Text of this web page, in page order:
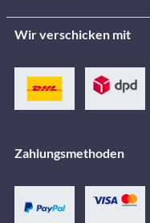
Wir verschicken mit
Zahlungsmethoden